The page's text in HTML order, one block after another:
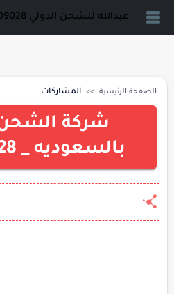
عبدالله للشحن الدولي 0548809028
الصفحة الرئيسية المشاركات
شركة
بالسعوديه _ 0548809028